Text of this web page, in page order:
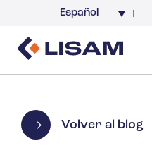
Español
Volver al blog